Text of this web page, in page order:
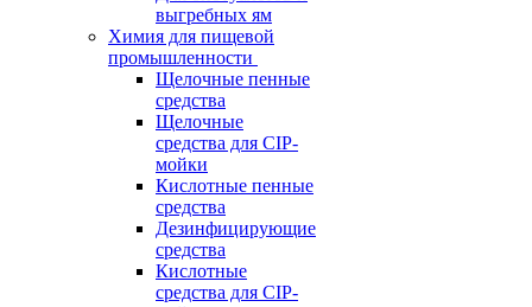
выгребных ям
Химия для пищевой
промышленности
Щелочные пенные
средства
Щелочные
средства для CIP-
мойки
Кислотные пенные
средства
Дезинфицирующие
средства
Кислотные
средства для CIP-